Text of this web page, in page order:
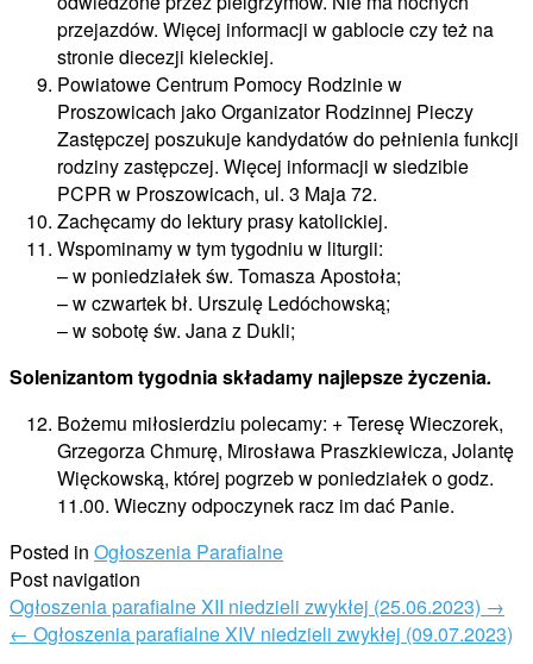
przejazdów. Więcej informacji w gablocie czy też na
stronie diecezji kieleckiej.
Powiatowe Centrum Pomocy Rodzinie w
Proszowicach jako Organizator Rodzinnej Pieczy
Zastępczej poszukuje kandydatów do pełnienia funkcji
rodziny zastępczej. Więcej informacji w siedzibie
PCPR w Proszowicach, ul. 3 Maja 72.
Zachęcamy do lektury prasy katolickiej.
Wspominamy w tym tygodniu w liturgii:
– w poniedziałek św. Tomasza Apostoła;
– w czwartek bł. Urszulę Ledóchowską;
– w sobotę św. Jana z Dukli;
Solenizantom tygodnia składamy najlepsze życzenia.
Bożemu miłosierdziu polecamy: + Teresę Wieczorek,
Grzegorza Chmurę, Mirosława Praszkiewicza, Jolantę
Więckowską, której pogrzeb w poniedziałek o godz.
11.00. Wieczny odpoczynek racz im dać Panie.
Posted in Ogłoszenia Parafialne
Post navigation
Ogłoszenia parafialne XII niedzieli zwykłej (25.06.2023) →
← Ogłoszenia parafialne XIV niedzieli zwykłej (09.07.2023)